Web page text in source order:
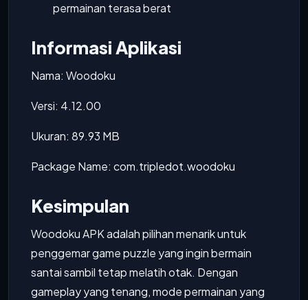
permainan terasa berat
Informasi Aplikasi
Nama: Woodoku
Versi: 4.12.00
Ukuran: 89.93 MB
Package Name: com.tripledot.woodoku
Kesimpulan
Woodoku APK adalah pilihan menarik untuk
penggemar game puzzle yang ingin bermain
santai sambil tetap melatih otak. Dengan
gameplay yang tenang, mode permainan yang